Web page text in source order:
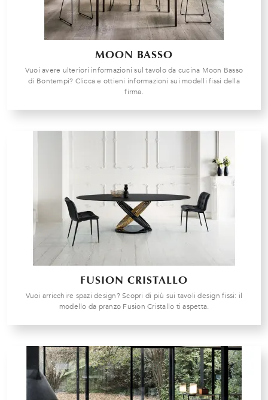
MOON BASSO
Vuoi avere ulteriori informazioni sul tavolo da cucina Moon Basso
di Bontempi? Clicca e ottieni informazioni sui modelli fissi della
firma.
FUSION CRISTALLO
Vuoi arricchire spazi design? Scopri di più sui tavoli design fissi: il
modello da pranzo Fusion Cristallo ti aspetta.